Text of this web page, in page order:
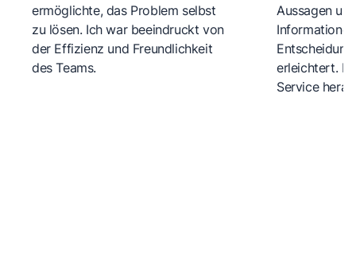
ermöglichte, das Problem selbst
zu lösen. Ich war beeindruckt von
der Effizienz und Freundlichkeit
des Teams.
Aussagen
erleichtert.
Service